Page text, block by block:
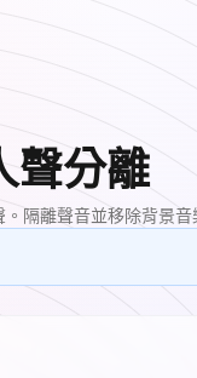
聲分離
隔離聲音並移除背景音